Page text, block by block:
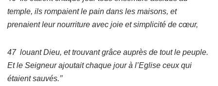
temple, ils rompaient le pain dans les maisons, et
prenaient leur nourriture avec joie et simplicité de cœur,
47 louant Dieu, et trouvant grâce auprès de tout le peuple.
Et le Seigneur ajoutait chaque jour à l’Eglise ceux qui
étaient sauvés.’’